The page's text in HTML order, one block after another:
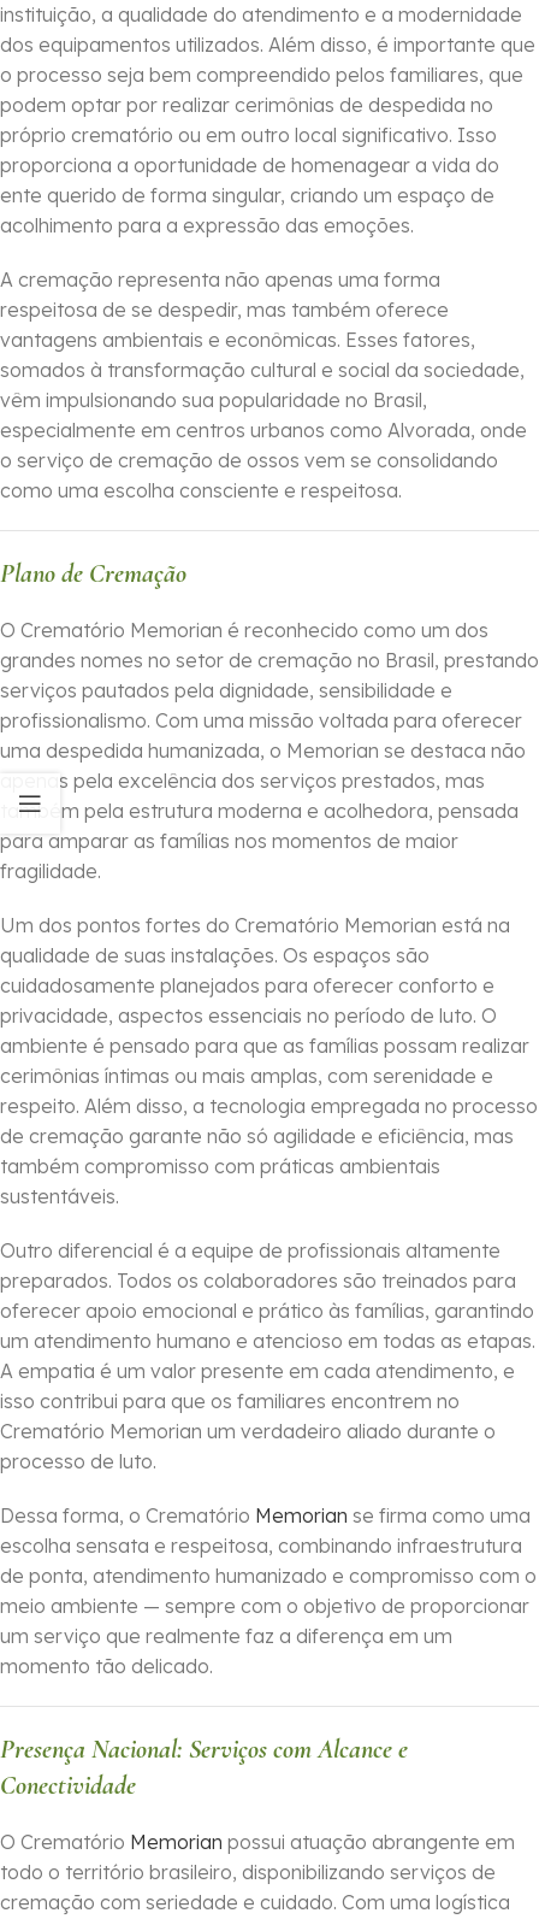
instituição, a qualidade do atendimento e a modernidade
dos equipamentos utilizados. Além disso, é importante que
o processo seja bem compreendido pelos familiares, que
podem optar por realizar cerimônias de despedida no
próprio crematório ou em outro local significativo. Isso
proporciona a oportunidade de homenagear a vida do
ente querido de forma singular, criando um espaço de
acolhimento para a expressão das emoções.
A cremação representa não apenas uma forma
respeitosa de se despedir, mas também oferece
vantagens ambientais e econômicas. Esses fatores,
somados à transformação cultural e social da sociedade,
vêm impulsionando sua popularidade no Brasil,
especialmente em centros urbanos como Alvorada, onde
o serviço de cremação de ossos vem se consolidando
como uma escolha consciente e respeitosa.
Plano de Cremação
O Crematório Memorian é reconhecido como um dos
grandes nomes no setor de cremação no Brasil, prestando
serviços pautados pela dignidade, sensibilidade e
profissionalismo. Com uma missão voltada para oferecer
uma despedida humanizada, o Memorian se destaca não
apenas pela excelência dos serviços prestados, mas
também pela estrutura moderna e acolhedora, pensada
para amparar as famílias nos momentos de maior
fragilidade.
Um dos pontos fortes do Crematório Memorian está na
qualidade de suas instalações. Os espaços são
cuidadosamente planejados para oferecer conforto e
privacidade, aspectos essenciais no período de luto. O
ambiente é pensado para que as famílias possam realizar
cerimônias íntimas ou mais amplas, com serenidade e
respeito. Além disso, a tecnologia empregada no processo
de cremação garante não só agilidade e eficiência, mas
também compromisso com práticas ambientais
sustentáveis.
Outro diferencial é a equipe de profissionais altamente
preparados. Todos os colaboradores são treinados para
oferecer apoio emocional e prático às famílias, garantindo
um atendimento humano e atencioso em todas as etapas.
A empatia é um valor presente em cada atendimento, e
isso contribui para que os familiares encontrem no
Crematório Memorian um verdadeiro aliado durante o
processo de luto.
Dessa forma, o Crematório Memorian se firma como uma
escolha sensata e respeitosa, combinando infraestrutura
de ponta, atendimento humanizado e compromisso com o
meio ambiente — sempre com o objetivo de proporcionar
um serviço que realmente faz a diferença em um
momento tão delicado.
Presença Nacional: Serviços com Alcance e
Conectividade
O Crematório Memorian possui atuação abrangente em
todo o território brasileiro, disponibilizando serviços de
cremação com seriedade e cuidado. Com uma logística